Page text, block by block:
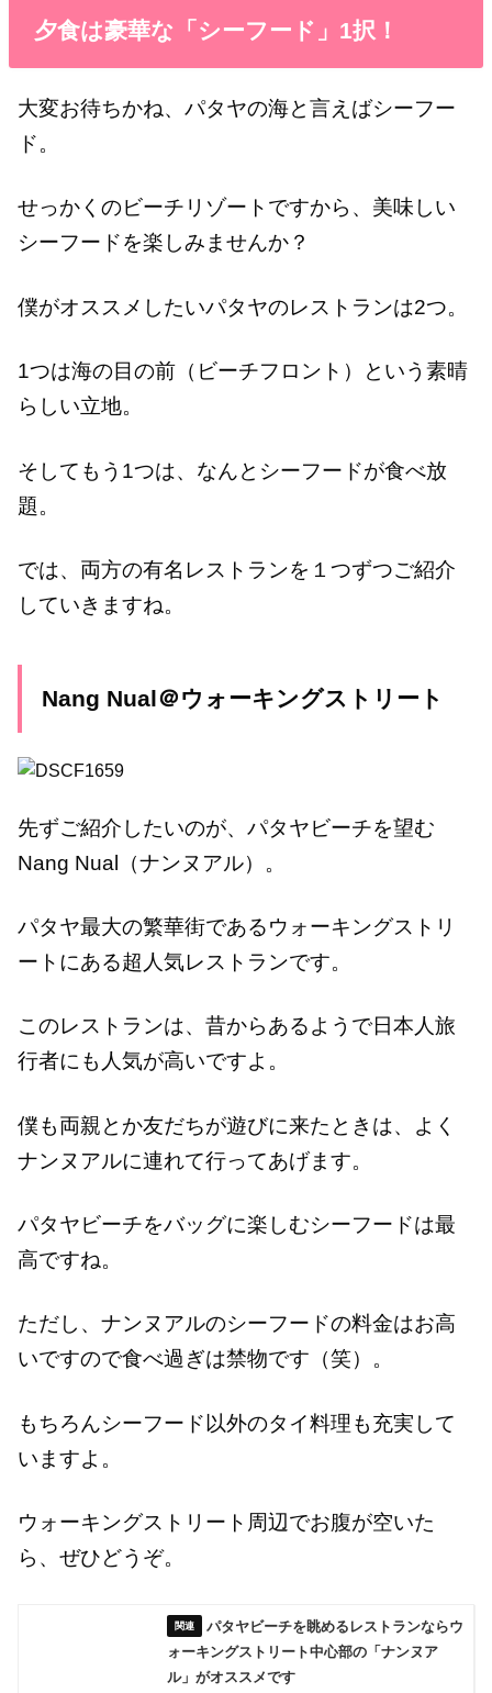
夕食は豪華な「シーフード」1択！
大変お待ちかね、パタヤの海と言えばシーフー
ド。
せっかくのビーチリゾートですから、美味しい
シーフードを楽しみませんか？
僕がオススメしたいパタヤのレストランは2つ。
1つは海の目の前（ビーチフロント）という素晴
らしい立地。
そしてもう1つは、なんとシーフードが食べ放
題。
では、両方の有名レストランを１つずつご紹介
していきますね。
Nang Nual＠ウォーキングストリート
先ずご紹介したいのが、パタヤビーチを望む
Nang Nual（ナンヌアル）。
パタヤ最大の繁華街であるウォーキングストリ
ートにある超人気レストランです。
このレストランは、昔からあるようで日本人旅
行者にも人気が高いですよ。
僕も両親とか友だちが遊びに来たときは、よく
ナンヌアルに連れて行ってあげます。
パタヤビーチをバッグに楽しむシーフードは最
高ですね。
ただし、ナンヌアルのシーフードの料金はお高
いですので食べ過ぎは禁物です（笑）。
もちろんシーフード以外のタイ料理も充実して
いますよ。
ウォーキングストリート周辺でお腹が空いた
ら、ぜひどうぞ。
パタヤビーチを眺めるレストランならウ
ォーキングストリート中心部の「ナンヌア
ル」がオススメです